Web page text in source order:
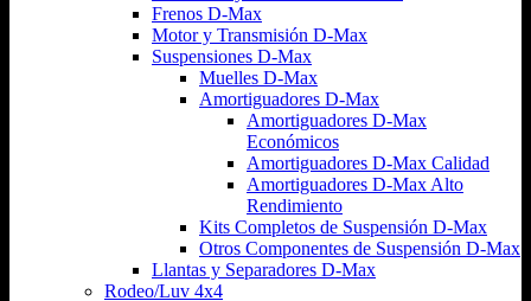
Frenos D-Max
Motor y Transmisión D-Max
Suspensiones D-Max
Muelles D-Max
Amortiguadores D-Max
Amortiguadores D-Max
Económicos
Amortiguadores D-Max Calidad
Amortiguadores D-Max Alto
Rendimiento
Kits Completos de Suspensión D-Max
Otros Componentes de Suspensión D-Max
Llantas y Separadores D-Max
Rodeo/Luv 4x4